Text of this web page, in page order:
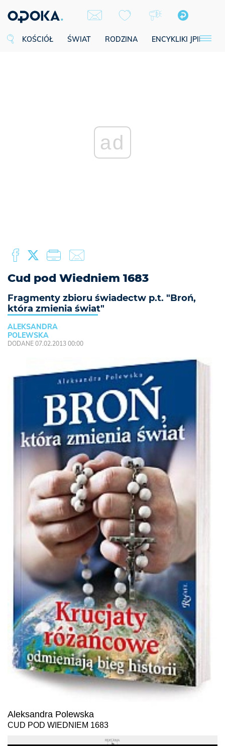
KOŚCIÓŁ ŚWIAT RODZINA ENCYKLIKI JPII
ad
Cud pod Wiedniem 1683
Fragmenty zbioru świadectw p.t. "Broń,
która zmienia świat"
ALEKSANDRA
POLEWSKA
DODANE 07.02.2013 00:00
Aleksandra Polewska
CUD POD WIEDNIEM 1683
REKLAMA